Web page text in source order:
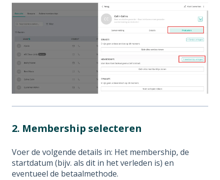
2. Membership selecteren
Voer de volgende details in: Het membership, de
startdatum (bijv. als dit in het verleden is) en
eventueel de betaalmethode.